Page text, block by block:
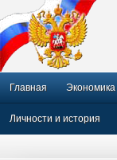
Главная Экономика
Личности и история